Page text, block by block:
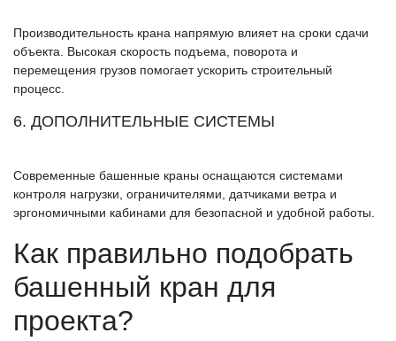
Производительность крана напрямую влияет на сроки сдачи
объекта. Высокая скорость подъема, поворота и
перемещения грузов помогает ускорить строительный
процесс.
6. ДОПОЛНИТЕЛЬНЫЕ СИСТЕМЫ
Современные башенные краны оснащаются системами
контроля нагрузки, ограничителями, датчиками ветра и
эргономичными кабинами для безопасной и удобной работы.
Как правильно подобрать
башенный кран для
проекта?